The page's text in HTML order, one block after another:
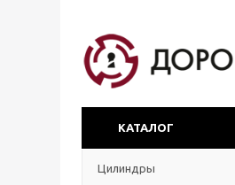
КАТАЛОГ
Цилиндры